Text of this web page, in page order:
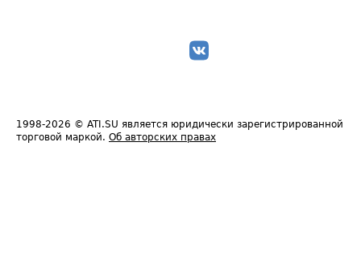
1998-2026 © ATI.SU является юридически зарегистрированной
торговой маркой. Об авторских правах